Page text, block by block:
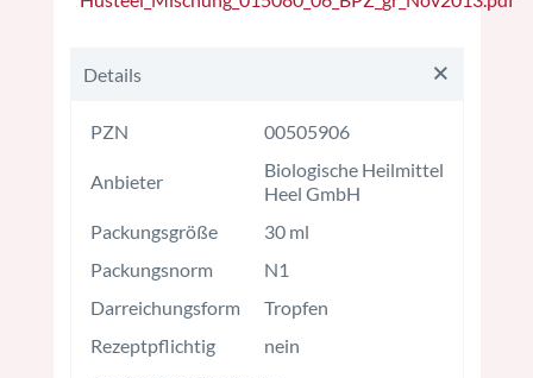
Details
PZN 00505906
Anbieter
Biologische Heilmittel
Heel GmbH
Packungsgröße
30 ml
Packungsnorm
N1
Darreichungsform
Tropfen
Rezeptpflichtig
nein